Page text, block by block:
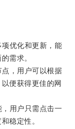
优化和更新，能
需求。
，用户可以根据
便获得更佳的网
用户只需点击一
稳定性。